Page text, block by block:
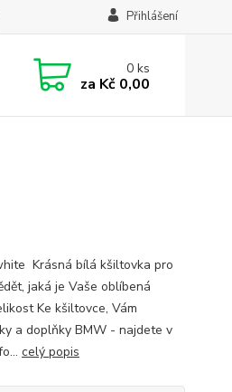
Přihlášení
0ks
za Kč 0,00
Krásná bílá kšiltovka pro
jaká je Vaše oblíbená
Ke kšiltovce, Vám
a doplňky BMW - najdete v
celý popis